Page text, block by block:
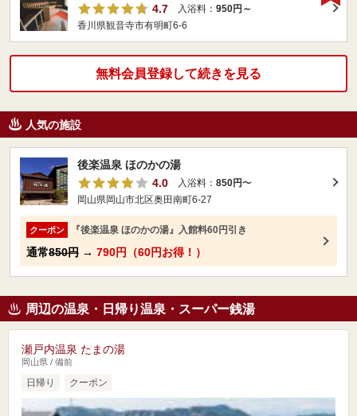
4.7
入浴料： 950円～
香川県観音寺市有明町6-6
無料会員登録して続きを見る
人気の施設
後楽温泉 ほのかの湯
4.0
入浴料： 850円〜
岡山県岡山市北区奥田南町6-27
クーポン 『後楽温泉 ほのかの湯』入館料60円引き
通常850円 → 790円（60円お得！）
周辺の温泉・日帰り温泉・スーパー銭湯
瀬戸内温泉 たまの湯
岡山県 / 備前
日帰り クーポン